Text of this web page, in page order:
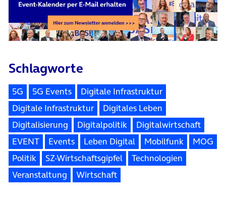
Schlagworte
5G 5G Events
Digitale Infrastruktur
Digitale Infrastruktur
Digitales Leben
Digitalisierung
Digitalpolitik
Digitalwirtschaft
EVENT
Events Leben Digital Mobilfunk
MOG
Politik
SZ-Wirtschaftsgipfel
Technologien
Veranstaltung
Wirtschaft